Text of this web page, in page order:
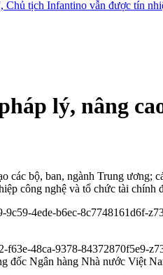
tịch Infantino vẫn được tín
lý, nâng
các bộ, ban, ngành Trung
công nghệ và tổ chức tài chính
đốc Ngân hàng Nhà nước Việt